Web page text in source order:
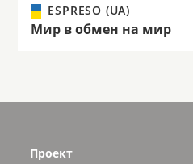
ESPRESO (UA)
Мир в обмен на мир
Проект